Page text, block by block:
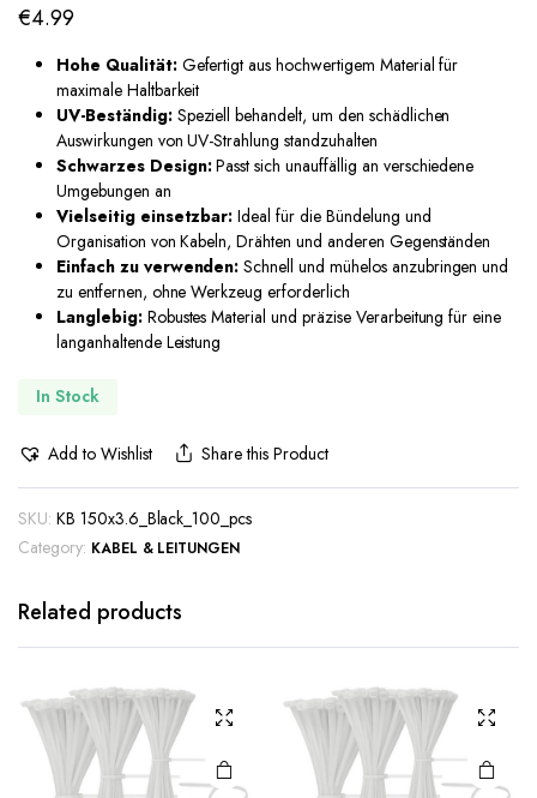
€4.99
Hohe Qualität:Gefertigt aus hochwertigem Material für
maximale Haltbarkeit
UV-Beständig:Speziell behandelt, um den schädlichen
Auswirkungen von UV-Strahlung standzuhalten
Schwarzes Design:Passt sich unauffällig an verschiedene
Umgebungen an
Vielseitig einsetzbar: Ideal für die Bündelung und
Organisation von Kabeln, Drähten und anderen Gegenständen
Einfach zu verwenden: Schnell und mühelos anzubringen und
zu entfernen, ohne Werkzeug erforderlich
Langlebig:Robustes Material und präzise Verarbeitung für eine
langanhaltende Leistung
In Stock
Add to Wishlist Share this Product
SKU: KB 150x3.6_Black_100_pcs
Category: KABEL & LEITUNGEN
Related products